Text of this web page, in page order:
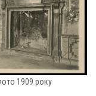
1909 року